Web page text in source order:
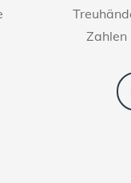
Zahlen